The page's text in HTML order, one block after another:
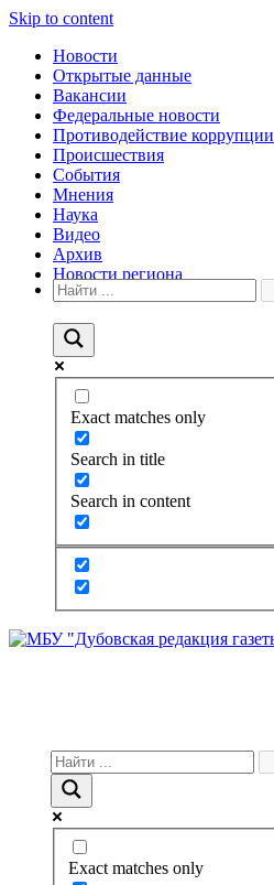
Skip to content
Новости
Открытые данные
Вакансии
Федеральные новости
Противодействие коррупции
Происшествия
События
Мнения
Наука
Видео
Архив
Новости региона
Exact matches only
Search in title
Search in content
Exact matches only